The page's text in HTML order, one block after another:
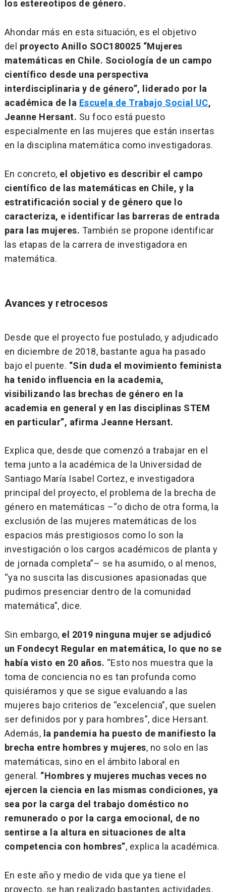
los estereotipos de género.
Ahondar más en esta situación, es el objetivo
del proyecto Anillo SOC180025 “Mujeres
matemáticas en Chile. Sociología de un campo
científico desde una perspectiva
interdisciplinaria y de género”, liderado por la
académica de la Escuela de Trabajo Social UC,
Jeanne Hersant. Su foco está puesto
especialmente en las mujeres que están insertas
en la disciplina matemática como investigadoras.
En concreto, el objetivo es describir el campo
científico de las matemáticas en Chile, y la
estratificación social y de género que lo
caracteriza, e identificar las barreras de entrada
para las mujeres. También se propone identificar
las etapas de la carrera de investigadora en
matemática.
Avances y retrocesos
Desde que el proyecto fue postulado, y adjudicado
en diciembre de 2018, bastante agua ha pasado
bajo el puente. “Sin duda el movimiento feminista
ha tenido influencia en la academia,
visibilizando las brechas de género en la
academia en general y en las disciplinas STEM
en particular”, afirma Jeanne Hersant.
Explica que, desde que comenzó a trabajar en el
tema junto a la académica de la Universidad de
Santiago María Isabel Cortez, e investigadora
principal del proyecto, el problema de la brecha de
género en matemáticas –“o dicho de otra forma, la
exclusión de las mujeres matemáticas de los
espacios más prestigiosos como lo son la
investigación o los cargos académicos de planta y
de jornada completa”– se ha asumido, o al menos,
“ya no suscita las discusiones apasionadas que
pudimos presenciar dentro de la comunidad
matemática”, dice.
Sin embargo, el 2019 ninguna mujer se adjudicó
un Fondecyt Regular en matemática, lo que no se
había visto en 20 años. “Esto nos muestra que la
toma de conciencia no es tan profunda como
quisiéramos y que se sigue evaluando a las
mujeres bajo criterios de “excelencia”, que suelen
ser definidos por y para hombres”, dice Hersant.
Además, la pandemia ha puesto de manifiesto la
brecha entre hombres y mujeres, no solo en las
matemáticas, sino en el ámbito laboral en
general. “Hombres y mujeres muchas veces no
ejercen la ciencia en las mismas condiciones, ya
sea por la carga del trabajo doméstico no
remunerado o por la carga emocional, de no
sentirse a la altura en situaciones de alta
competencia con hombres”, explica la académica.
En este año y medio de vida que ya tiene el
proyecto, se han realizado bastantes actividades,